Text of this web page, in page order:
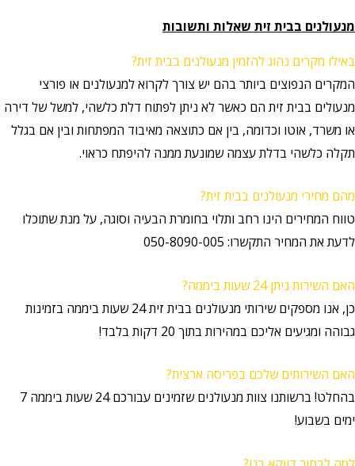
מנעולנים בבית זית שאלות ותשובות
באילו מקרים נהוג להזמין מנעולנים בבית זית?
המקרים הנפוצים ביותר בהם יש צורך לקרוא למנעולנים או פורצי
מנעולים בבית זית הם כאשר לא ניתן לפתוח דלת כלשהי, למשל של דירה
או משרד, אוטו וכדומה, בין אם כתוצאה מאיבוד המפתחות ובין אם בגלל
תקלה כלשהי בדלת עצמה שמונעת ממנה להיפתח כראוי.
מהם מחירי מנעולנים בבית זית?
טווח המחירים הינו רחב ותלוי בחומרת הבעיה וסוגה, על מנת שתוכלו
לדעת את המחיר התקשרו: 050-8090-005
האם השירות ניתן 24 שעות ביממה?
כן, אנו מספקים שירותי מנעולנים בבית זית 24 שעות ביממה בזמינות
גבוהה ומגיעים אליכם במהירות בתוך 20 דקות בלבד!
האם השירותים שלכם בפריסה ארצית?
בהחלט! ברשותנו צוות מנעולנים שזמינים עבורכם 24 שעות ביממה 7
ימים בשבוע!